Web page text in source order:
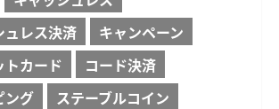
ュレス決済
キャンペーン
トカード
コード決済
ング
ステーブルコイン